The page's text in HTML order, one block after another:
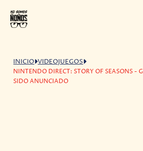
INICIO VIDEOJUEGOS
NINTENDO DIRECT: STORY OF SEASONS -
SIDO ANUNCIADO